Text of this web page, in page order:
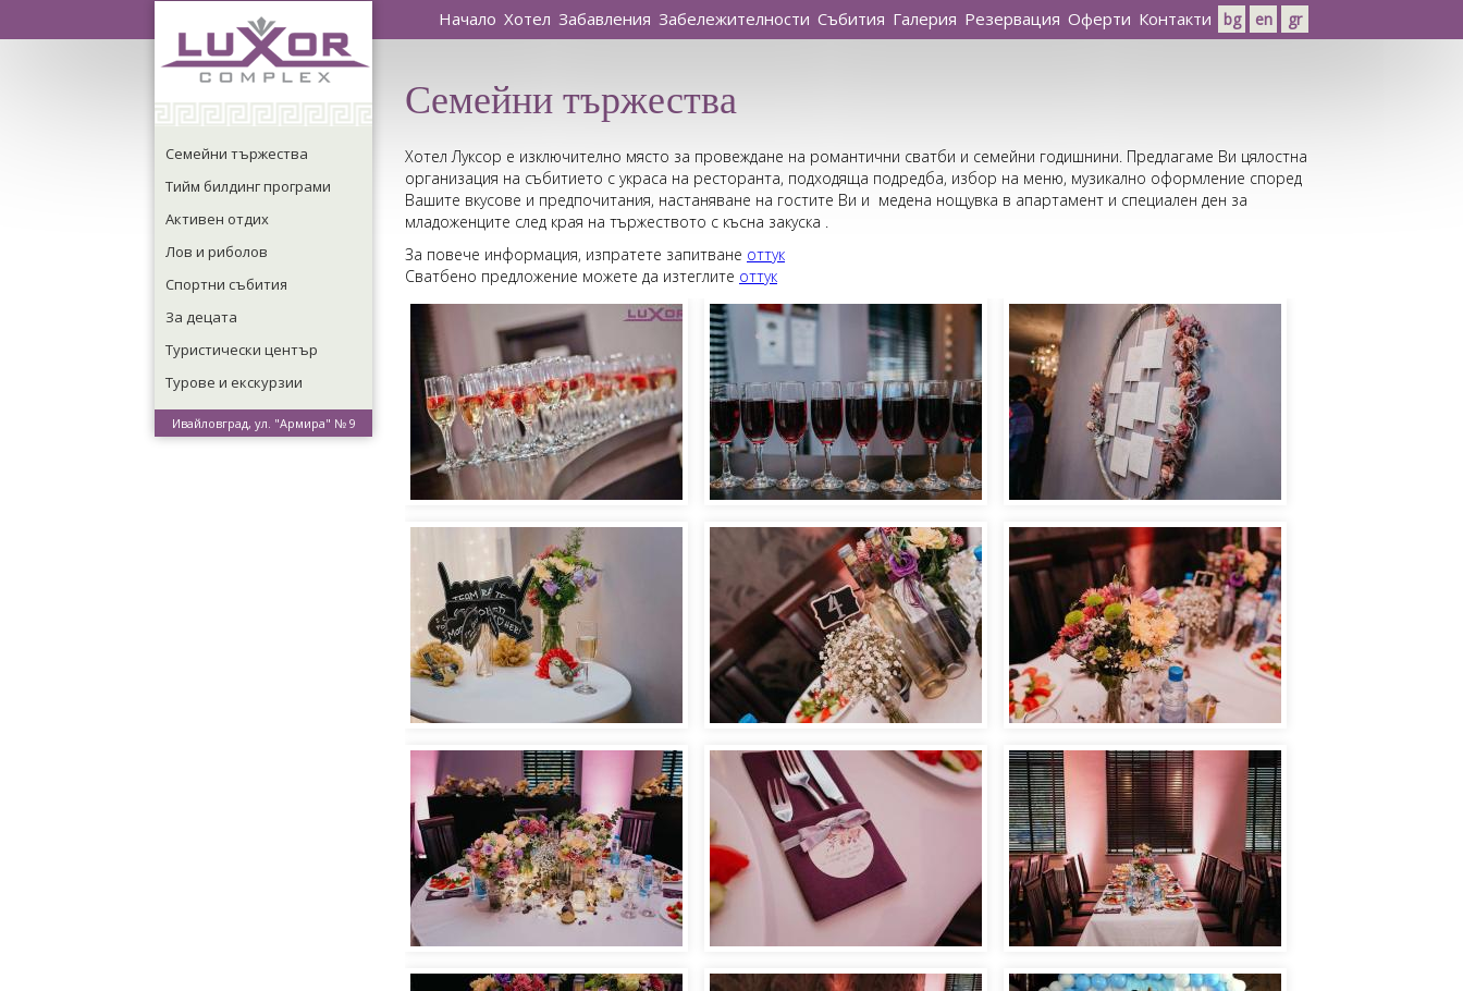
Начало Хотел Забавления Забележителности Събития Галерия Резервация Оферти Контакти bg en gr
Семейни тържества
Тийм билдинг програми
Активен отдих
Лов и риболов
Спортни събития
За децата
Туристически център
Турове и екскурзии
Ивайловград, ул. "Армира" № 9
Семейни тържества
Хотел Луксор е изключително място за провеждане на романтични сватби и семейни годишнини. Предлагаме Ви цялостна
организация на събитието с украса на ресторанта, подходяща подредба, избор на меню, музикално оформление според
Вашите вкусове и предпочитания, настаняване на гостите Ви и медена нощувка в апартамент и специален ден за
младоженците след края на тържеството с късна закуска .
За повече информация, изпратете запитване оттук
Сватбено предложение можете да изтеглите оттук